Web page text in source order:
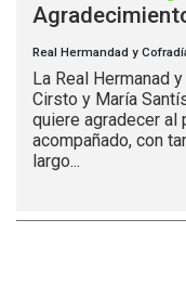
Real Hermandad y
La Real Hermanad
Cirsto y María
quiere agradecer al
acompañado, con
largo...